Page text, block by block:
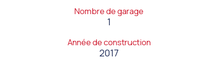
Nombre de garage
1
Année de construction
2017